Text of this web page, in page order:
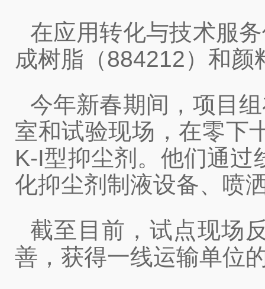
在应用转化与技术服
成树脂（884212）和
今年新春期间，项目
室和试验现场，在零下
K-I型抑尘剂。他们通
化抑尘剂制液设备、喷
截至目前，试点现场
善，获得一线运输单位